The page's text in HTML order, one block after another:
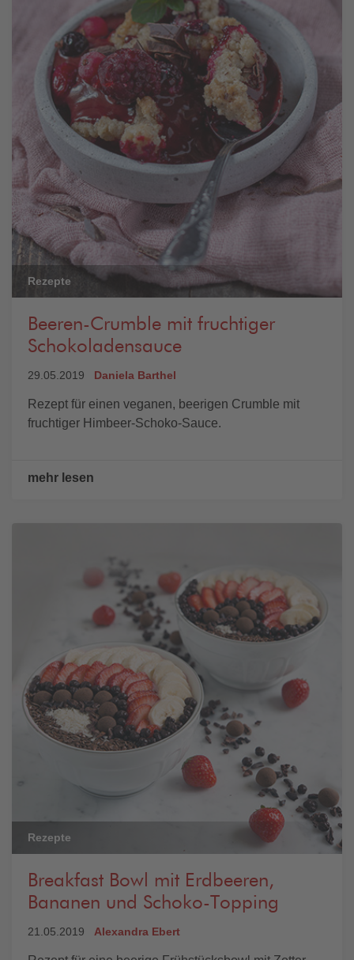
Rezepte
Beeren-Crumble mit fruchtiger
Schokoladensauce
29.05.2019 Daniela Barthel
Rezept für einen veganen, beerigen Crumble mit
fruchtiger Himbeer-Schoko-Sauce.
mehr lesen
Rezepte
Breakfast Bowl mit Erdbeeren,
Bananen und Schoko-Topping
21.05.2019 Alexandra Ebert